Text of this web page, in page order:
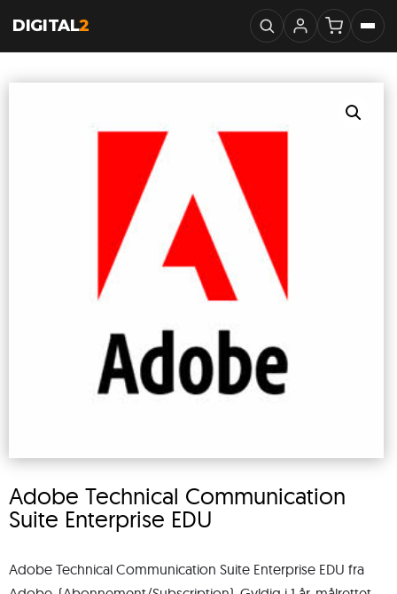
DIGITAL2
Adobe Technical Communication
Suite Enterprise EDU
Adobe Technical Communication Suite Enterprise EDU fra